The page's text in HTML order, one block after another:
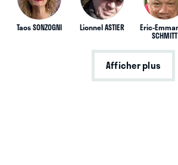
Taos SONZOGNI Lionnel ASTIER Eric-
SCHMITT
Afficher plus